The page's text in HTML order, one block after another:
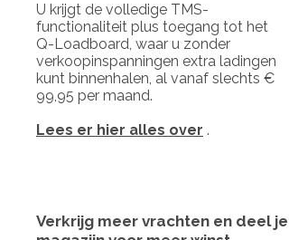
U krijgt de volledige TMS-
functionaliteit plus toegang tot het
Q-Loadboard, waar u zonder
verkoopinspanningen extra ladingen
kunt binnenhalen, al vanaf slechts €
99,95 per maand.
Lees er hier alles over .
Verkrijg meer vrachten en deel je